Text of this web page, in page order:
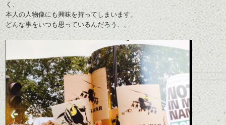
く、
本人の人物像にも興味を持ってしまいます。
どんな事をいつも思っているんだろう、、